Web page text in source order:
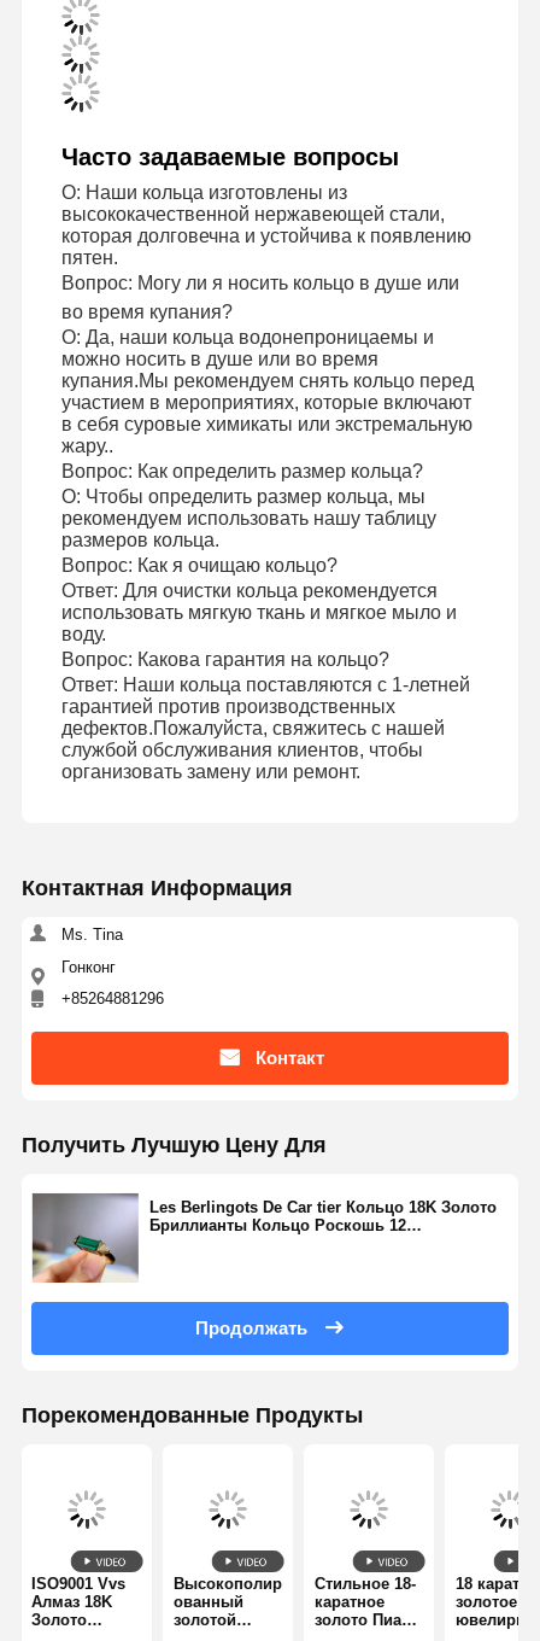
Домой Продукты Видеозаписи О Нас
Экскурсия
По Заводу
Качества
Нами
18K бриллиантовые кольца
Золотой браслет 18 КТ
Ожерелье 18K
Золотые браслеты 18K
18-каратные золотые серьги
Золотая брошка 18 карат
Набор ювелирных изделий 18K
14 каратное золотое кольцо
14CT Золотой браслет
Платиновые ювелирные изделия
Часто задаваемые вопросы
О: Наши кольца изготовлены из
высококачественной нержавеющей стали,
которая долговечна и устойчива к появлению
пятен.
Вопрос: Могу ли я носить кольцо в душе или
во время купания?
О: Да, наши кольца водонепроницаемы и
можно носить в душе или во время
купания.Мы рекомендуем снять кольцо перед
участием в мероприятиях, которые включают
в себя суровые химикаты или экстремальную
жару..
Вопрос: Как определить размер кольца?
О: Чтобы определить размер кольца, мы
рекомендуем использовать нашу таблицу
размеров кольца.
Вопрос: Как я очищаю кольцо?
Ответ: Для очистки кольца рекомендуется
использовать мягкую ткань и мягкое мыло и
воду.
Вопрос: Какова гарантия на кольцо?
Ответ: Наши кольца поставляются с 1-летней
гарантией против производственных
дефектов.Пожалуйста, свяжитесь с нашей
службой обслуживания клиентов, чтобы
организовать замену или ремонт.
Контактная Информация
Ms. Tina
Гонконг
+85264881296
Контакт
Получить Лучшую Цену Для
Les Berlingots De Car tier Кольцо 18K Золото
Бриллианты Кольцо Роскошь 12
Продолжать
Порекомендованные Продукты
ISO9001 Vvs
Алмаз 18K
Золото
Высокополир
ованный
золотой
Стильное 18-
каратное
золото Пиаже
18
золотое